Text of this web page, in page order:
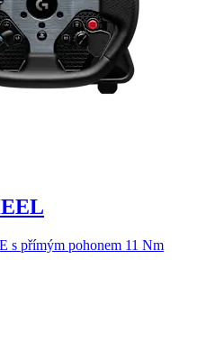
s přímým pohonem 11 Nm